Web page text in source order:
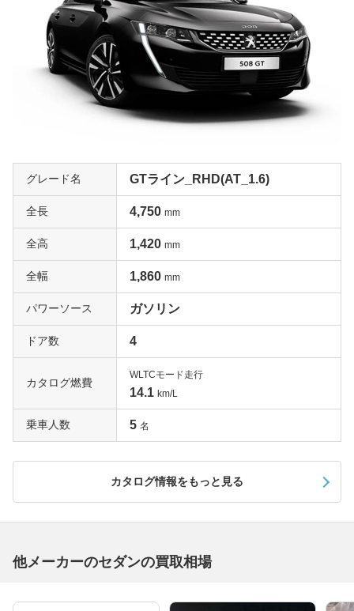
グレード名 GTライン_RHD(AT_1.6)
全長 4,750 mm
全高 1,420 mm
全幅 1,860 mm
パワーソース ガソリン
ドア数 4
カタログ燃費
WLTCモード走行
14.1 km/L
乗車人数 5 名
カタログ情報をもっと見る
他メーカーのセダンの買取相場